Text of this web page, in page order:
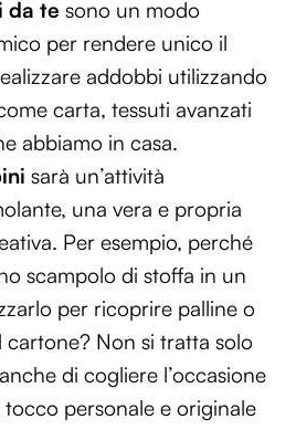
da te sono un modo
per rendere unico il
addobbi utilizzando
carta, tessuti avanzati
abbiamo in casa.
sarà un’attività
una vera e propria
Per esempio, perché
scampolo di stoffa in un
per ricoprire palline o
Non si tratta solo
di cogliere l’occasione
personale e originale